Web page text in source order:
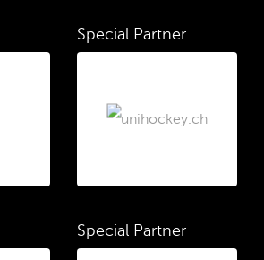
Special Partner
Special Partner